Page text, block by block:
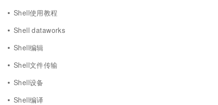
Shell使用教程
Shell dataworks
Shell编辑
Shell文件传输
Shell设备
Shell编译